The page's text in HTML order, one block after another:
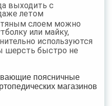
выходить с
летом
слоем можно
или майку,
используются
шерсть быстро не
поясничные
магазинов